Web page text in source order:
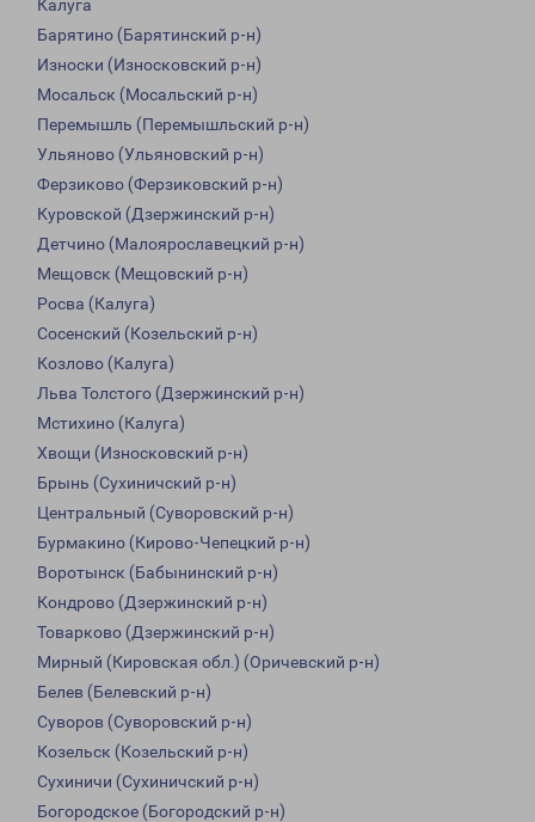
Калуга
Барятино (Барятинский р-н)
Износки (Износковский р-н)
Мосальск (Мосальский р-н)
Перемышль (Перемышльский р-н)
Ульяново (Ульяновский р-н)
Ферзиково (Ферзиковский р-н)
Куровской (Дзержинский р-н)
Детчино (Малоярославецкий р-н)
Мещовск (Мещовский р-н)
Росва (Калуга)
Сосенский (Козельский р-н)
Козлово (Калуга)
Льва Толстого (Дзержинский р-н)
Мстихино (Калуга)
Хвощи (Износковский р-н)
Брынь (Сухиничский р-н)
Центральный (Суворовский р-н)
Бурмакино (Кирово-Чепецкий р-н)
Воротынск (Бабынинский р-н)
Кондрово (Дзержинский р-н)
Товарково (Дзержинский р-н)
Мирный (Кировская обл.) (Оричевский р-н)
Белев (Белевский р-н)
Суворов (Суворовский р-н)
Козельск (Козельский р-н)
Сухиничи (Сухиничский р-н)
Богородское (Богородский р-н)